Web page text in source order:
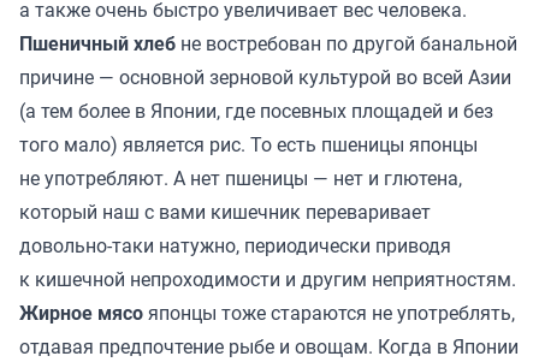
а также очень быстро увеличивает вес человека.
Пшеничный хлеб не востребован по другой банальной
причине — основной зерновой культурой во всей Азии
(а тем более в Японии, где посевных площадей и без
того мало) является рис. То есть пшеницы японцы
не употребляют. А нет пшеницы — нет и глютена,
который наш с вами кишечник переваривает
довольно-таки натужно, периодически приводя
к кишечной непроходимости и другим неприятностям.
Жирное мясояпонцы тоже стараются не употреблять,
отдавая предпочтение рыбе и овощам. Когда в Японии